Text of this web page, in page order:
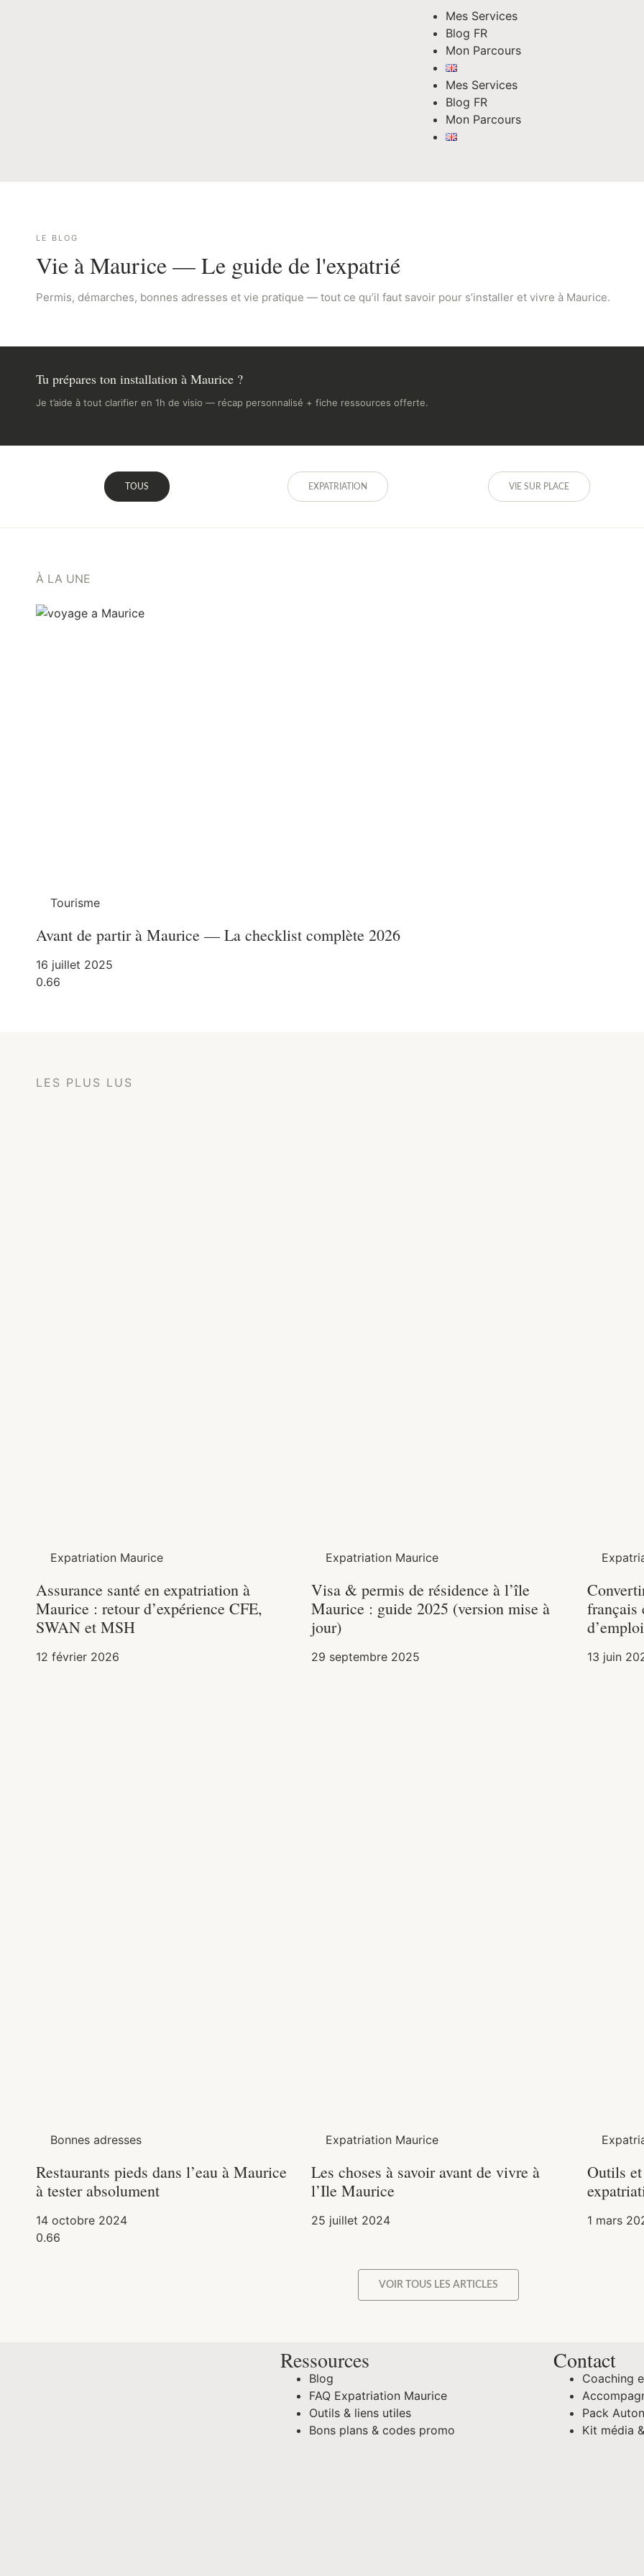
Mes Services
Blog FR
Mon Parcours
Mes Services
Blog FR
Mon Parcours
LE BLOG
Vie à Maurice — Le guide de l'expatrié
Permis, démarches, bonnes adresses et vie pratique — tout ce qu’il faut savoir pour s’installer et vivre à Maurice.
Tu prépares ton installation à Maurice ?
Je t’aide à tout clarifier en 1h de visio — récap personnalisé + fiche ressources offerte.
TOUS EXPATRIATION VIE SUR PLACE
À LA UNE
Tourisme
Avant de partir à Maurice — La checklist complète 2026
16 juillet 2025
LES PLUS LUS
Expatriation Maurice
Assurance santé en expatriation à
Maurice : retour d’expérience CFE,
SWAN et MSH
12 février 2026
Expatriation Maurice
Visa & permis de résidence à l’île
Maurice : guide 2025 (version mise à
jour)
29 septembre 2025
français
d’emploi
13 juin
Bonnes adresses
Restaurants pieds dans l’eau à Maurice
à tester absolument
14 octobre 2024
Expatriation Maurice
Les choses à savoir avant de vivre à
l’Ile Maurice
25 juillet 2024
Outils
1 mars
VOIR TOUS LES ARTICLES
Ressources
Blog
FAQ Expatriation Maurice
Outils & liens utiles
Bons plans & codes promo
Contact
Coaching
Pack
Kit média